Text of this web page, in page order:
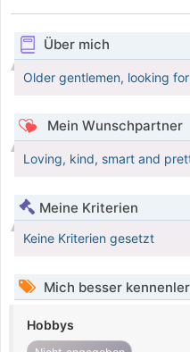
Über mich
Older gentlemen, looking
Mein Wunschpartner
Loving, kind, smart and
Meine Kriterien
Keine Kriterien gesetzt
Mich besser
Hobbys